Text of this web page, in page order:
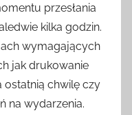
przesłania
kilka godzin.
wymagających
jak drukowanie
ostatnią chwilę czy
na wydarzenia.